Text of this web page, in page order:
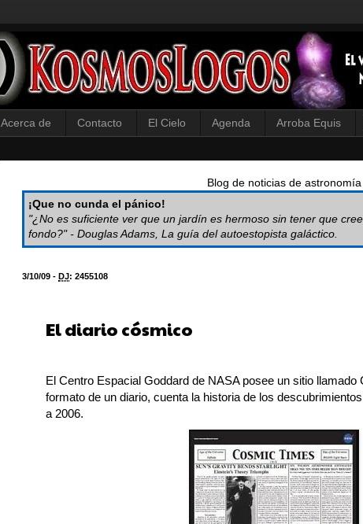
Acerca de Contacto El Cielo Agenda Arroba Equis
Blog de noticias de astronomía
¡Que no cunda el pánico!
"¿No es suficiente ver que un jardín es hermoso sin tener que
fondo?" - Douglas Adams, La guía del autoestopista galáctico.
3/10/09 - DJ: 2455108
El diario cósmico
El Centro Espacial Goddard de NASA posee un sitio
formato de un diario, cuenta la historia de los
a 2006.